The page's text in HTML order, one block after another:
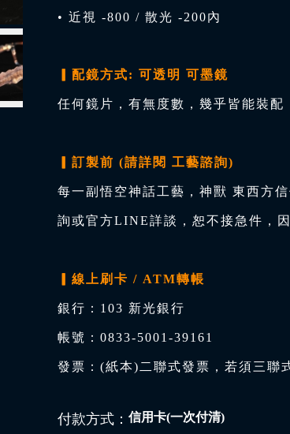
• 近視 -800 / 散光 -200內
▎配鏡方式: 可透明 可墨鏡
任何鏡片，有無度數，幾乎皆能裝
▎訂製前 (請詳閱 工藝諮詢)
每一副悟空神話工藝，神獸 東西方
詢或官方LINE詳談，恕不接急件，
▎線上刷卡 / ATM轉帳
銀行：103 新光銀行
帳號：0833-5001-39161
發票：(紙本)二聯式發票，若須三聯
付款方式：信用卡(一次付清)